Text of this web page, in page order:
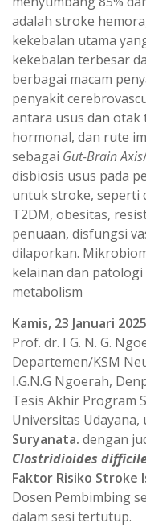
adalah stroke
kekebalan utama
kekebalan terbesar
berbagai macam
penyakit
antara usus dan otak
hormonal, dan rute
sebagai Gut-Brain Axis
disbiosis usus pada
untuk stroke, seperti
T2DM, obesitas,
penuaan, disfungsi
dilaporkan.
kelainan dan
metabolism
Kamis, 23 Januari 2025
Prof. dr. I G. N. G.
Departemen/KSM
I.G.N.G Ngoerah,
Tesis Akhir Program
Universitas
Suryanata. dengan
Clostridioides
Faktor Risiko Stroke
Dosen Pembimbing
dalam sesi tertutup.